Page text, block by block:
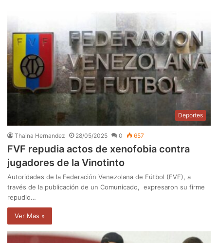
Deportes
Thaina Hernandez 28/05/2025 0 657
FVF repudia actos de xenofobia contra
jugadores de la Vinotinto
Autoridades de la Federación Venezolana de Fútbol (FVF), a
través de la publicación de un Comunicado, expresaron su firme
repudio…
Ver Mas »